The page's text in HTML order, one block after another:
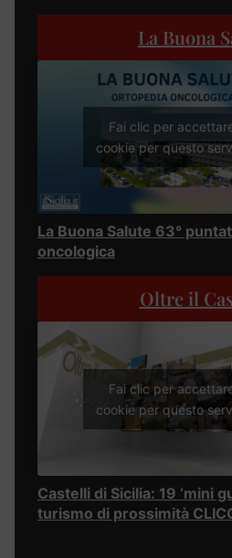
La Buona
Fai clic per
cookie per questo
La Buona Salute 63°
oncologica
Oltre il
Fai clic per
cookie per questo
Castelli di Sicilia: 19 ‘mini
turismo di prossimità